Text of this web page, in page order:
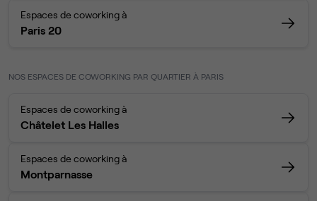
Espaces de coworking à
Paris 20
NOS ESPACES DE COWORKING PAR QUARTIER À PARIS
Espaces de coworking à
Châtelet Les Halles
Espaces de coworking à
Montparnasse